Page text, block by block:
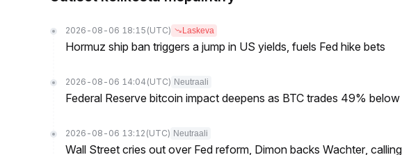
2026-08-06 18:15 (UTC) Laskeva
Hormuz ship ban triggers a jump in US yields, fuels Fed hike bets
2026-08-06 14:04 (UTC) Neutraali
Federal Reserve bitcoin impact deepens as BTC trades 49%
2026-08-06 13:12 (UTC) Neutraali
Wall Street cries out over Fed reform, Dimon backs Wachter,